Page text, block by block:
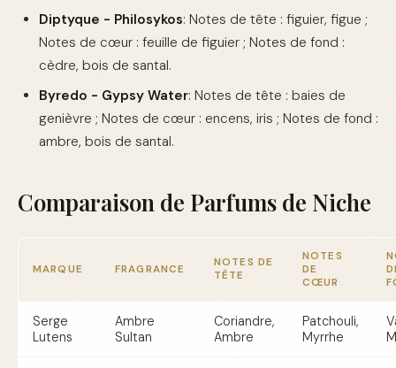
Diptyque - Philosykos: Notes de tête : figuier, figue ;
Notes de cœur : feuille de figuier ; Notes de fond :
cèdre, bois de santal.
Byredo - Gypsy Water: Notes de tête : baies de
genièvre ; Notes de cœur : encens, iris ; Notes de fond :
ambre, bois de santal.
Comparaison de Parfums de Niche
MARQUE FRAGRANCE
NOTES DE
TÊTE
NOTES
DE
CŒUR
Serge
Lutens
Ambre
Sultan
Coriandre,
Ambre
Patchouli,
Myrrhe